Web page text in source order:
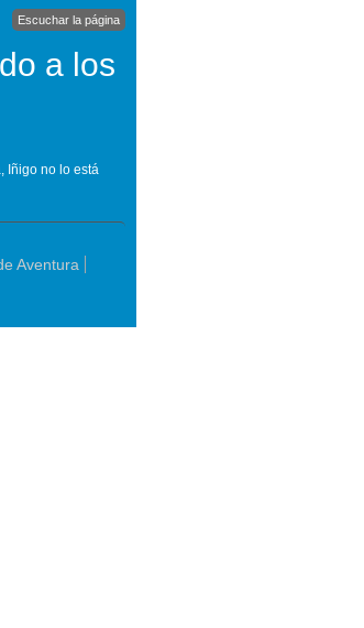
Escuchar la página
a los
Iñigo no lo está
Aventura